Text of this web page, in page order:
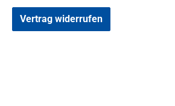
Vertrag widerrufen